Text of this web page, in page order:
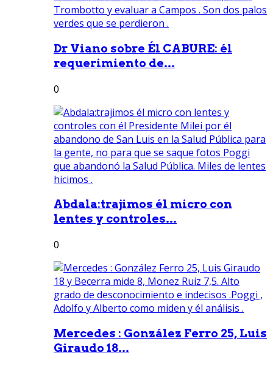
Dr Viano sobre Él CABURE: él
requerimiento de...
0
Abdala:trajimos él micro con
lentes y controles...
0
Mercedes : González Ferro 25, Luis
Giraudo 18...